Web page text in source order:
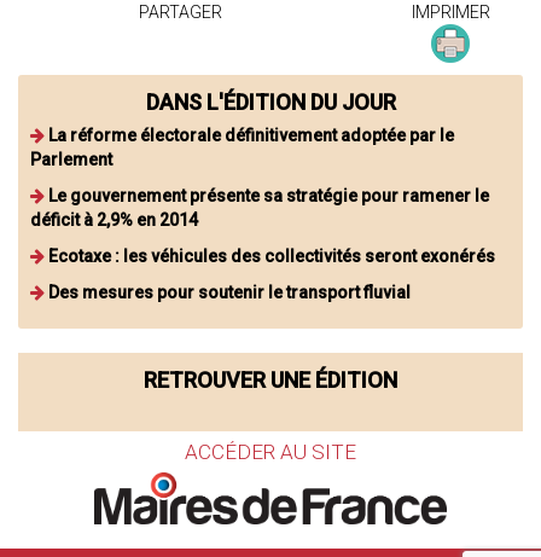
PARTAGER IMPRIMER
DANS L'ÉDITION DU JOUR
La réforme électorale définitivement adoptée par le
Parlement
Le gouvernement présente sa stratégie pour ramener le
déficit à 2,9% en 2014
Ecotaxe : les véhicules des collectivités seront exonérés
Des mesures pour soutenir le transport fluvial
RETROUVER UNE ÉDITION
ACCÉDER AU SITE